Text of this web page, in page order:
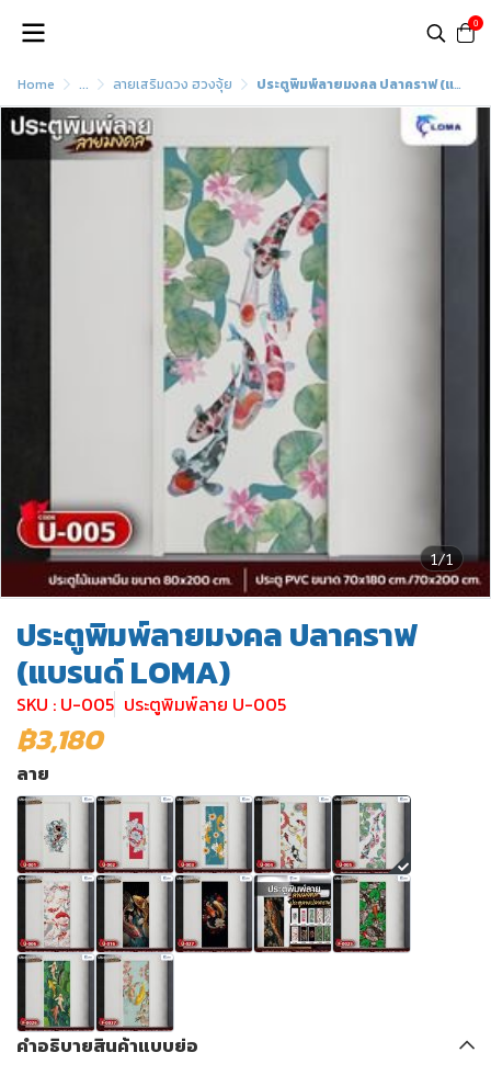
0
Home ... ลายเสริมดวง ฮวงจุ้ย ประตูพิมพ์ลายมงคล ปลาคราฟ (แบรนด์ LOMA)
1/1
ประตูพิมพ์ลายมงคล ปลาคราฟ
(แบรนด์ LOMA)
SKU : U-005 ประตูพิมพ์ลาย U-005
฿3,180
ลาย
คำอธิบายสินค้าแบบย่อ